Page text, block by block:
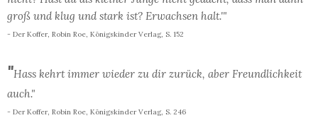
groß und klug und stark ist? Erwachsen halt.'"
- Der Koffer, Robin Roe, Königskinder Verlag, S. 152
"Hass kehrt immer wieder zu dir zurück, aber Freundlichkeit
auch."
- Der Koffer, Robin Roe, Königskinder Verlag, S. 246